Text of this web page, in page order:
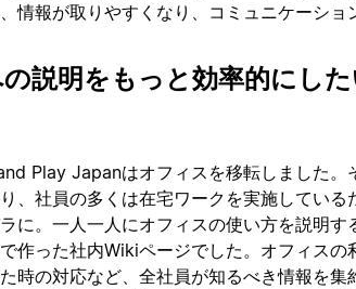
情報が取りやすくなり、コミュニケーショ
説明をもっと効率的にし
Play Japanはオフィスを移転しました。
、社員の多くは在宅ワークを実施している
に。一人一人にオフィスの使い方を説明す
作った社内Wikiページでした。オフィスの
時の対応など、全社員が知るべき情報を集